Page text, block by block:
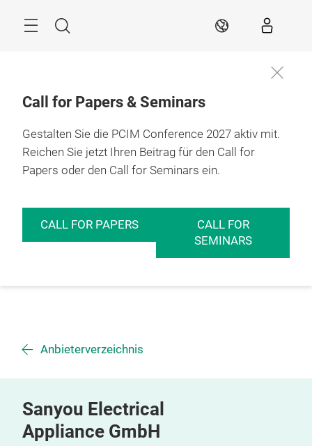
Suche DE
Call for Papers & Seminars
Gestalten Sie die PCIM Conference 2027 aktiv mit.
Reichen Sie jetzt Ihren Beitrag für den Call for
Papers oder den Call for Seminars ein.
CALL FOR PAPERS
CALL FOR
SEMINARS
Anbieterverzeichnis
Sanyou Electrical
Appliance GmbH